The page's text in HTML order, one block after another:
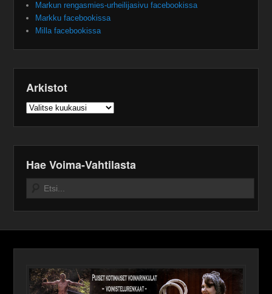
Markun rengasmies-urheilijasivu facebookissa
Markku facebookissa
Milla facebookissa
Arkistot
Arkistot
Hae Voima-Vahtilasta
Search